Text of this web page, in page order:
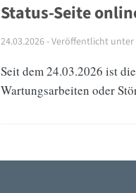
Status-Seite
24.03.2026- Veröffentlicht unter
Seit dem 24.03.2026 ist
Wartungsarbeiten oder